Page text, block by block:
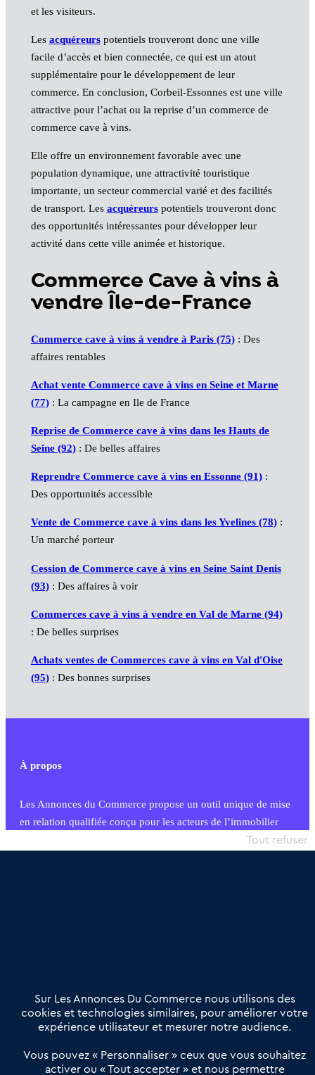
et les visiteurs.
Les acquéreurspotentiels trouveront donc une ville
facile d’accès et bien connectée, ce qui est un atout
supplémentaire pour le développement de leur
commerce. En conclusion, Corbeil-Essonnes est une ville
attractive pour l’achat ou la reprise d’un commerce de
commerce cave à vins.
Elle offre un environnement favorable avec une
population dynamique, une attractivité touristique
importante, un secteur commercial varié et des facilités
de transport. Les acquéreurspotentiels trouveront donc
des opportunités intéressantes pour développer leur
activité dans cette ville animée et historique.
Commerce Cave à vins à
vendre Île-de-France
Commerce cave à vins à vendre à Paris (75): Des
affaires rentables
Achat vente Commerce cave à vins en Seine et Marne
(77): La campagne en Ile de France
Reprise de Commerce cave à vins dans les Hauts de
Seine (92): De belles affaires
Reprendre Commerce cave à vins en Essonne (91):
Des opportunités accessible
Vente de Commerce cave à vins dans les Yvelines (78):
Un marché porteur
Cession de Commerce cave à vins en Seine Saint Denis
(93): Des affaires à voir
Commerces cave à vins à vendre en Val de Marne (94)
: De belles surprises
Achats ventes de Commerces cave à vins en Val d'Oise
(95): Des bonnes surprises
À propos
Les Annonces du Commerce propose un outil unique de mise
en relation qualifiée conçu pour les acteurs de l’immobilier
commercial et les collectivités territoriales, simple et intégrant
Offres Pro
Actualités
Qui sommes nous ?
Derniers articles
Sur Les Annonces Du Commerce nous utilisons des
cookies et technologies similaires, pour améliorer votre
expérience utilisateur et mesurer notre audience.
Vous pouvez « Personnaliser » ceux que vous souhaitez
activer ou « Tout accepter » et nous permettre
Tout refuser